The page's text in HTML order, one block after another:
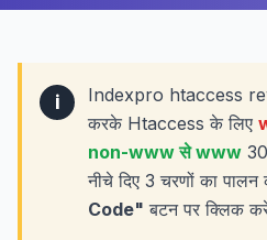
i
Indexpro htaccess
करके Htaccess के लिए
non-www से www
नीचे दिए 3 चरणों का
Code" बटन पर क्लिक